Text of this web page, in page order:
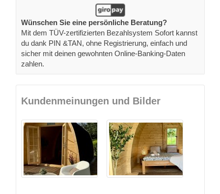
Wünschen Sie eine persönliche Beratung?
Mit dem TÜV-zertifizierten Bezahlsystem Sofort kannst
du dank PIN &TAN, ohne Registrierung, einfach und
sicher mit deinen gewohnten Online-Banking-Daten
zahlen.
Kundenmeinungen und Bilder